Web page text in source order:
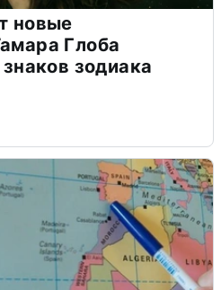
новые
Глоба
зодиака